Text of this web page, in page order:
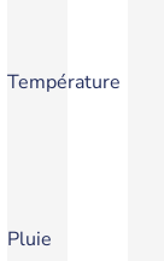
Température
Pluie